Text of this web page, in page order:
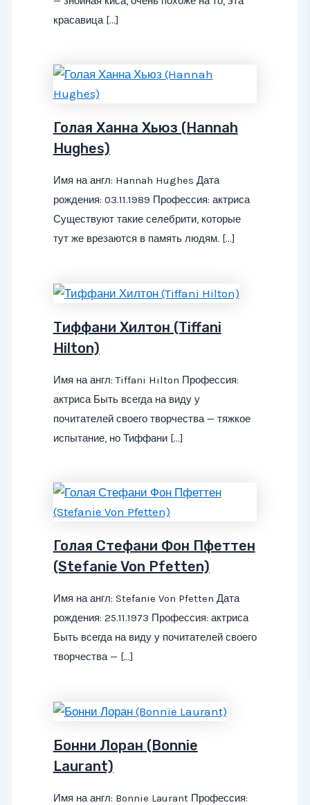
красавица […]
Голая Ханна Хьюз (Hannah
Hughes)
Имя на англ: Hannah Hughes Дата
рождения: 03.11.1989 Профессия: актриса
Существуют такие селебрити, которые
тут же врезаются в память людям. […]
Тиффани Хилтон (Tiffani
Hilton)
Имя на англ: Tiffani Hilton Профессия:
актриса Быть всегда на виду у
почитателей своего творчества — тяжкое
испытание, но Тиффани […]
Голая Стефани Фон Пфеттен
(Stefanie Von Pfetten)
Имя на англ: Stefanie Von Pfetten Дата
рождения: 25.11.1973 Профессия: актриса
Быть всегда на виду у почитателей своего
творчества — […]
Бонни Лоран (Bonnie
Laurant)
Имя на англ: Bonnie Laurant Профессия: